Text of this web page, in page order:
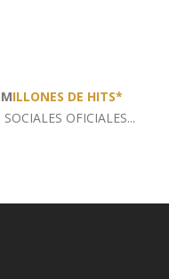
ILLONES DE HITS*
SOCIALES OFICIALES...